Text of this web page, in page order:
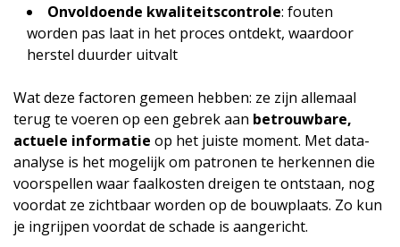
Onvoldoende kwaliteitscontrole: fouten
worden pas laat in het proces ontdekt, waardoor
herstel duurder uitvalt
Wat deze factoren gemeen hebben: ze zijn allemaal
terug te voeren op een gebrek aan betrouwbare,
actuele informatie op het juiste moment. Met data-
analyse is het mogelijk om patronen te herkennen die
voorspellen waar faalkosten dreigen te ontstaan, nog
voordat ze zichtbaar worden op de bouwplaats. Zo kun
je ingrijpen voordat de schade is aangericht.